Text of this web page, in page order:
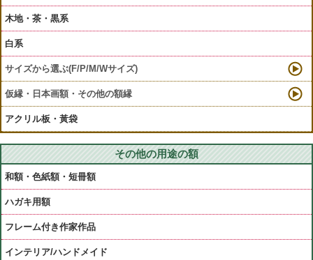
木地・茶・黒系
白系
サイズから選ぶ(F/P/M/Wサイズ)
仮縁・日本画額・その他の額縁
アクリル板・黃袋
その他の用途の額
和額・色紙額・短冊額
ハガキ用額
フレーム付き作家作品
インテリア/ハンドメイド